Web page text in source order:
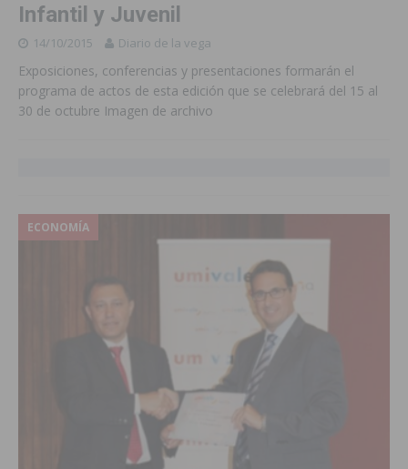
Infantil y Juvenil
14/10/2015 Diario de la vega
Exposiciones, conferencias y presentaciones formarán el
programa de actos de esta edición que se celebrará del 15 al
30 de octubre Imagen de archivo
ECONOMÍA